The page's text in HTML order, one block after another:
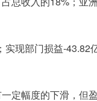
总收入的 ；亚
；实现部门损益-43.82
定幅度的下滑，但